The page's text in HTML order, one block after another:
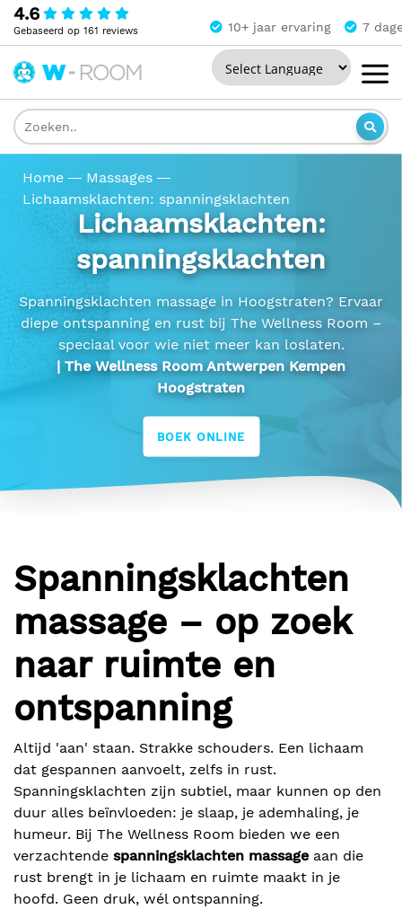
4.6
Gebaseerd op 161 reviews 10+ jaar ervaring 7
Powered by
Wellness
Room
Home
Massages
Lichaamsklachten: spanningsklachten
Lichaamsklachten:
spanningsklachten
Spanningsklachten massage in Hoogstraten? Ervaar
diepe ontspanning en rust bij The Wellness Room –
speciaal voor wie niet meer kan loslaten.
| The Wellness Room Antwerpen Kempen
Hoogstraten
BOEK ONLINE
Spanningsklachten
massage – op zoek
naar ruimte en
ontspanning
Altijd 'aan' staan. Strakke schouders. Een lichaam
dat gespannen aanvoelt, zelfs in rust.
Spanningsklachten zijn subtiel, maar kunnen op den
duur alles beïnvloeden: je slaap, je ademhaling, je
humeur. Bij The Wellness Room bieden we een
verzachtende spanningsklachten massageaan die
rust brengt in je lichaam en ruimte maakt in je
hoofd. Geen druk, wél ontspanning.